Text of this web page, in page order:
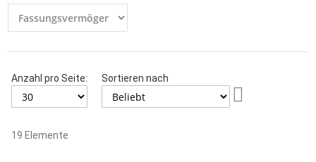
Anzahl pro Seite:
Sortieren nach
19 Elemente